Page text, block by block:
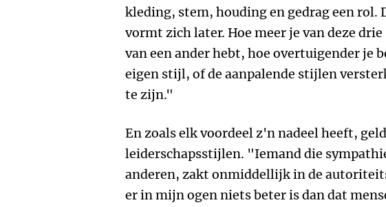
kleding, stem, houding en gedrag een rol.
vormt zich later. Hoe meer je van deze
van een ander hebt, hoe overtuigender je
eigen stijl, of de aanpalende stijlen
te zijn."
En zoals elk voordeel z'n nadeel heeft,
leiderschapsstijlen. "Iemand die
anderen, zakt onmiddellijk in de
er in mijn ogen niets beter is dan dat